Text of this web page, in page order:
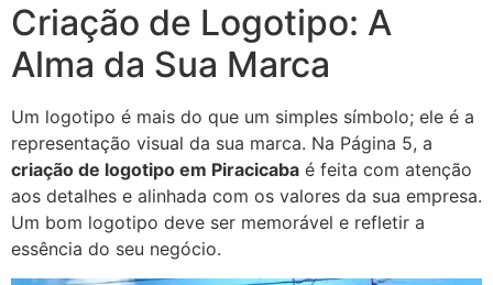
Criação de Logotipo: A
Alma da Sua Marca
Um logotipo é mais do que um simples símbolo; ele é a
representação visual da sua marca. Na Página 5, a
criação de logotipo em Piracicaba é feita com atenção
aos detalhes e alinhada com os valores da sua empresa.
Um bom logotipo deve ser memorável e refletir a
essência do seu negócio.